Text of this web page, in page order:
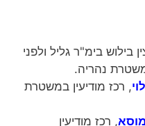
בילוש בימ"ר גליל ולפני
נהריה.
, רכז מודיעין במשטרת
, רכז מודיעין